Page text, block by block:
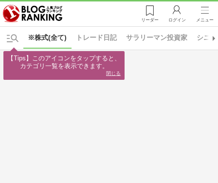
リーダー ログイン メニュー
※株式(全て) トレード日記 サラリーマン投資家 シニ
【Tips】このアイコンをタップすると、
カテゴリ一覧を表示できます。
閉じる